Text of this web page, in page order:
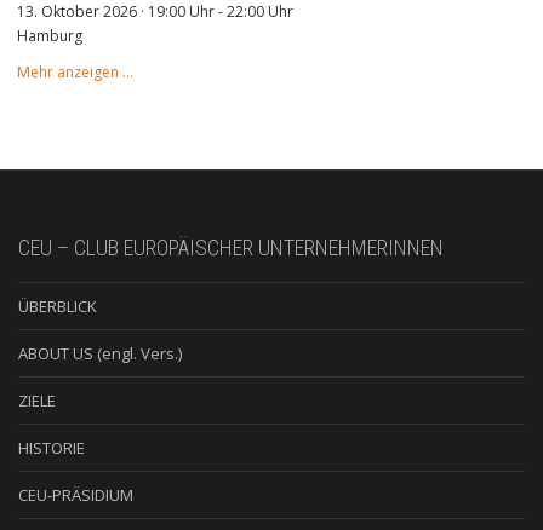
13. Oktober 2026 · 19:00 Uhr-22:00 Uhr
Hamburg
Mehr anzeigen …
CEU – CLUB EUROPÄISCHER UNTERNEHMERINNEN
ÜBERBLICK
ABOUT US (engl. Vers.)
ZIELE
HISTORIE
CEU-PRÄSIDIUM